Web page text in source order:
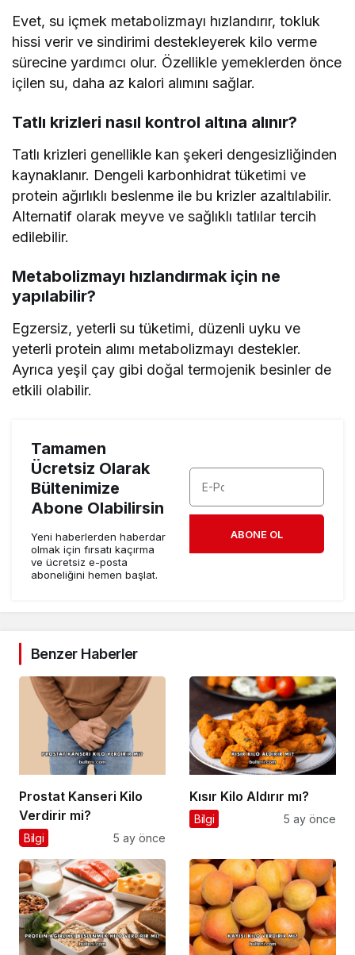
Evet, su içmek metabolizmayı hızlandırır, tokluk
hissi verir ve sindirimi destekleyerek kilo verme
sürecine yardımcı olur. Özellikle yemeklerden önce
içilen su, daha az kalori alımını sağlar.
Tatlı krizleri nasıl kontrol altına alınır?
Tatlı krizleri genellikle kan şekeri dengesizliğinden
kaynaklanır. Dengeli karbonhidrat tüketimi ve
protein ağırlıklı beslenme ile bu krizler azaltılabilir.
Alternatif olarak meyve ve sağlıklı tatlılar tercih
edilebilir.
Metabolizmayı hızlandırmak için ne
yapılabilir?
Egzersiz, yeterli su tüketimi, düzenli uyku ve
yeterli protein alımı metabolizmayı destekler.
Ayrıca yeşil çay gibi doğal termojenik besinler de
etkili olabilir.
Tamamen
Ücretsiz Olarak
Bültenimize
Abone Olabilirsin
Yeni haberlerden haberdar
olmak için fırsatı kaçırma
ve ücretsiz e-posta
aboneliğini hemen başlat.
ABONE OL
Benzer Haberler
Prostat Kanseri Kilo
Verdirir mi?
Bilgi 5 ay önce
Kısır Kilo Aldırır mı?
Bilgi 5 ay önce